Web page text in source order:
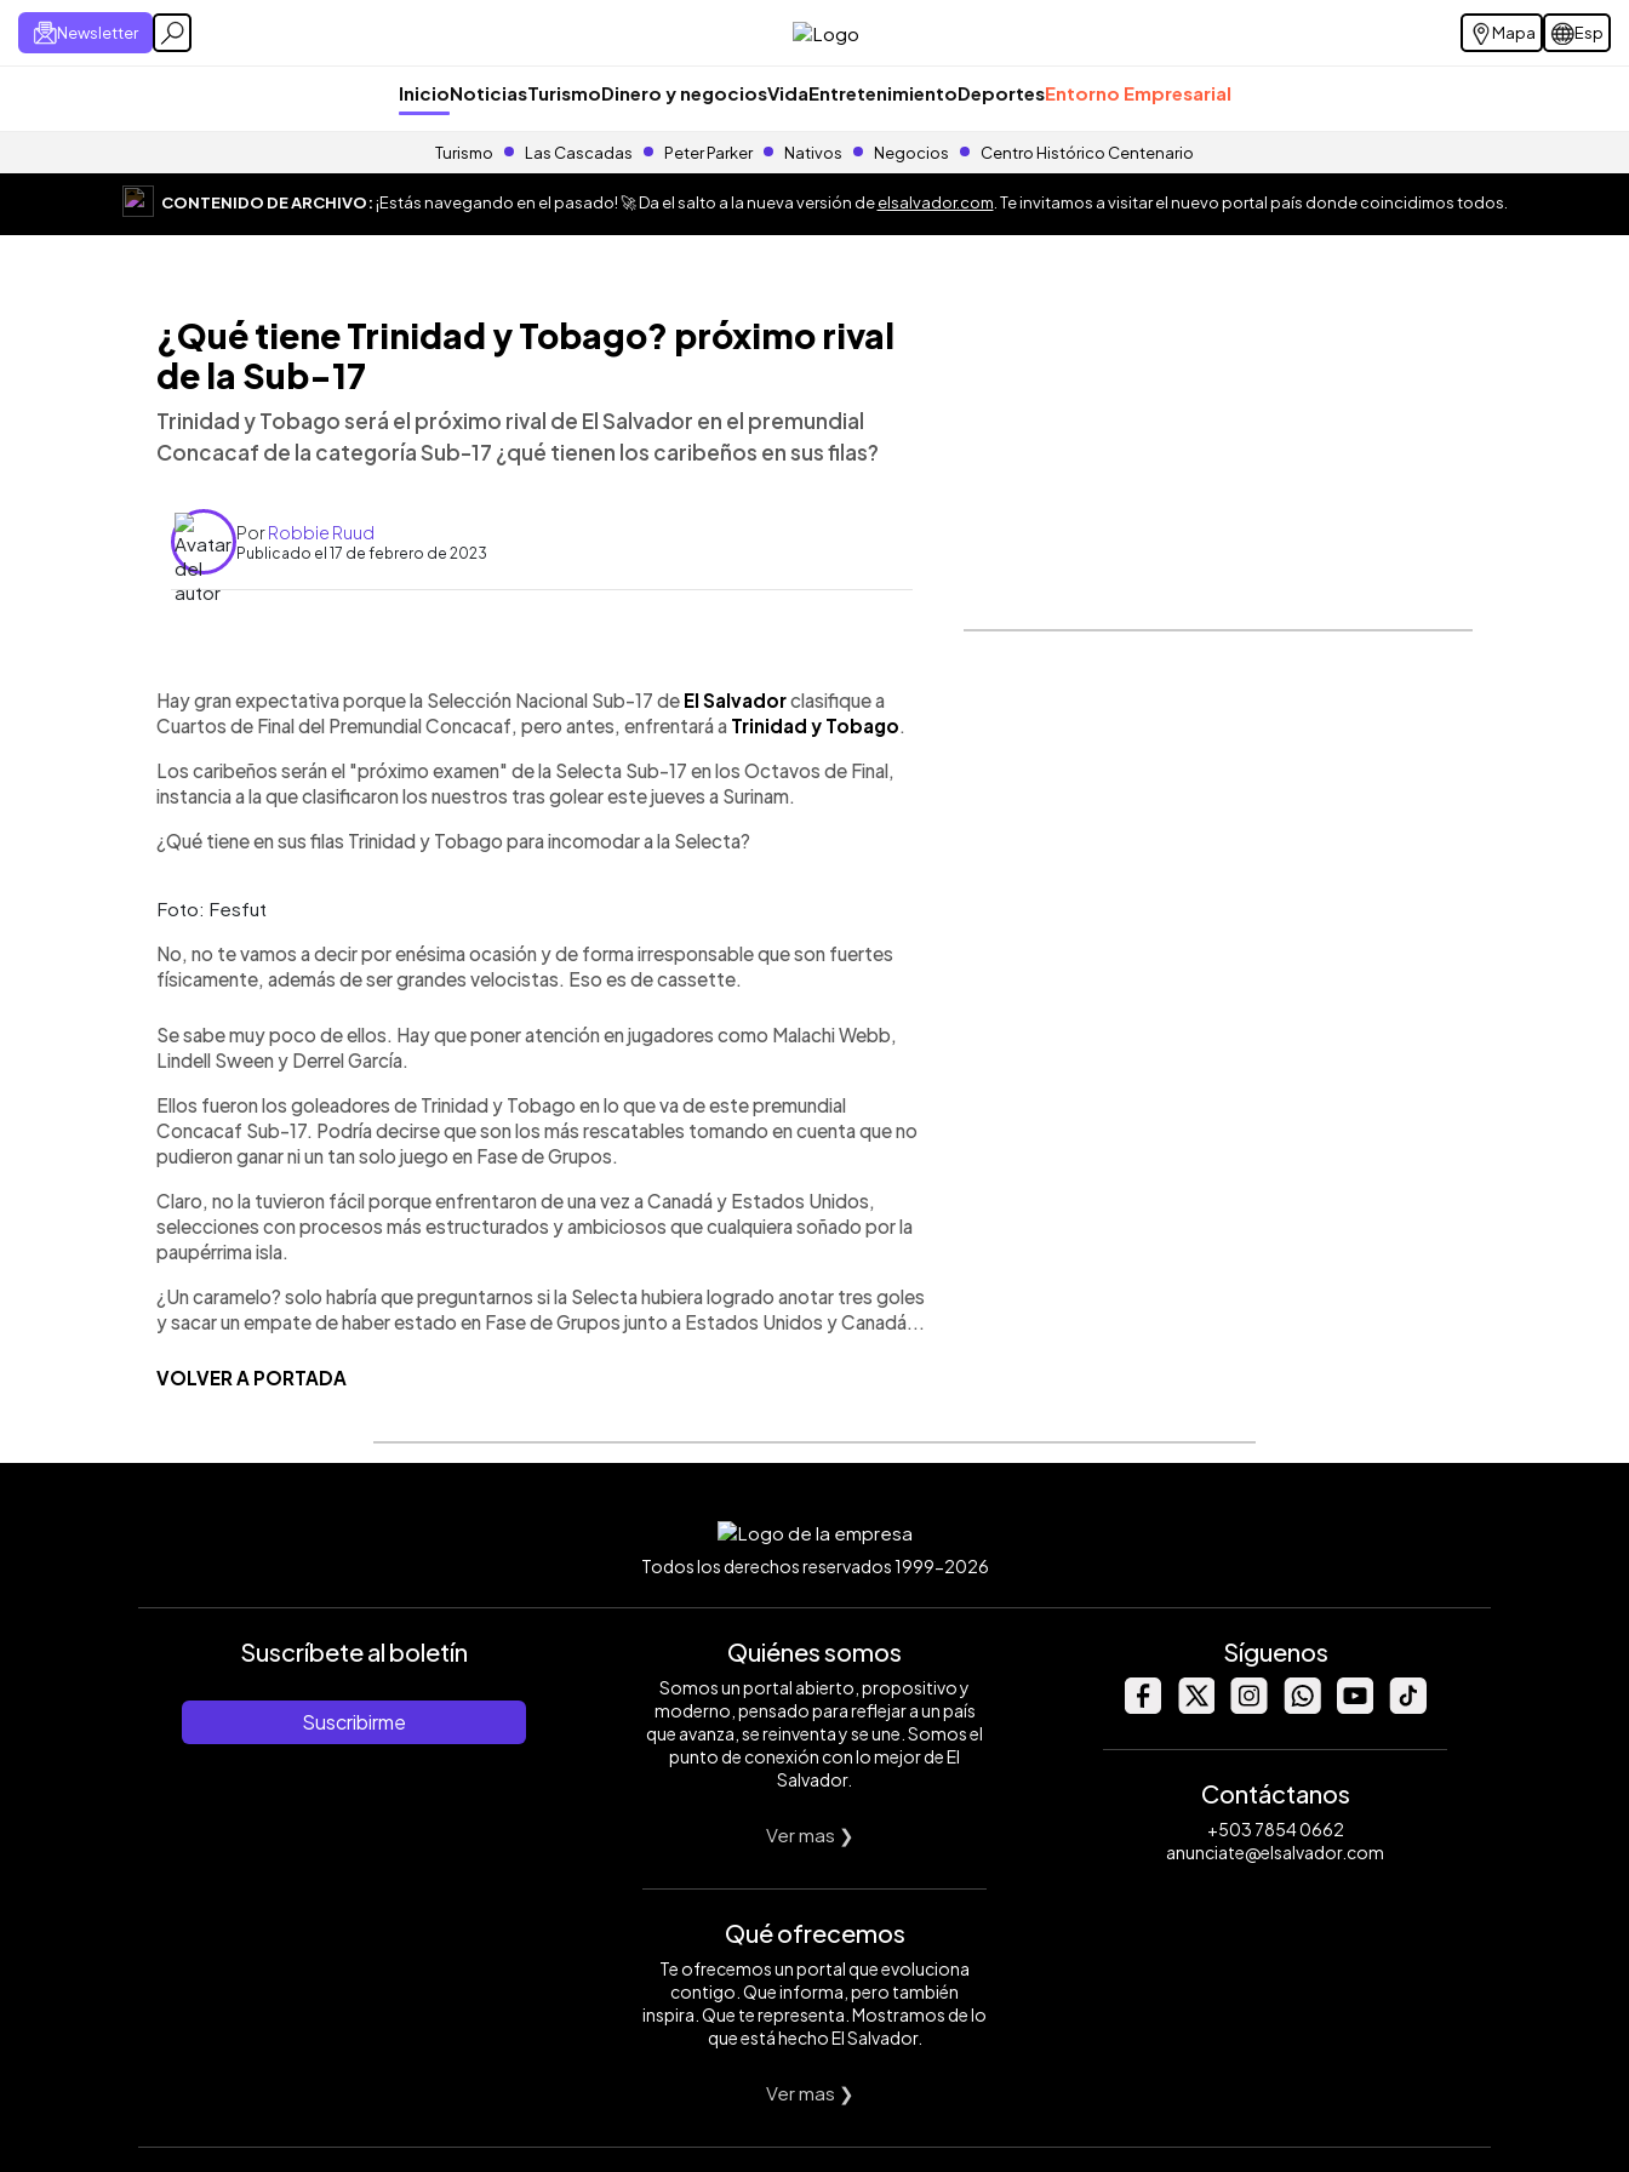
Newsletter Mapa Esp
InicioNoticiasTurismoDinero y negociosVidaEntretenimientoDeportesEntorno Empresarial
Turismo Las Cascadas Peter Parker Nativos Negocios Centro Histórico Centenario
CONTENIDO DE ARCHIVO:¡Estás navegando en el pasado! 🚀 Da el salto a la nueva versión deelsalvador.com . Te invitamos a visitar el nuevo portal país donde coincidimos todos.
¿Qué tiene Trinidad y Tobago? próximo rival
de la Sub-17
Trinidad y Tobago será el próximo rival de El Salvador en el premundial
Concacaf de la categoría Sub-17 ¿qué tienen los caribeños en sus filas?
PorRobbie Ruud
Publicado el 17 de febrero de 2023
Escuchar artículo
Hay gran expectativa porque la Selección Nacional Sub-17 de El Salvadorclasifique a
Cuartos de Final del Premundial Concacaf, pero antes, enfrentará a Trinidad y Tobago.
Los caribeños serán el "próximo examen" de la Selecta Sub-17 en los Octavos de Final,
instancia a la que clasificaron los nuestros tras golear este jueves a Surinam.
¿Qué tiene en sus filas Trinidad y Tobago para incomodar a la Selecta?
Foto: Fesfut
No, no te vamos a decir por enésima ocasión y de forma irresponsable que son fuertes
físicamente, además de ser grandes velocistas. Eso es de cassette.
Se sabe muy poco de ellos. Hay que poner atención en jugadores como Malachi Webb,
Lindell Sween y Derrel García.
Ellos fueron los goleadores de Trinidad y Tobago en lo que va de este premundial
Concacaf Sub-17. Podría decirse que son los más rescatables tomando en cuenta que no
pudieron ganar ni un tan solo juego en Fase de Grupos.
Claro, no la tuvieron fácil porque enfrentaron de una vez a Canadá y Estados Unidos,
selecciones con procesos más estructurados y ambiciosos que cualquiera soñado por la
paupérrima isla.
¿Un caramelo? solo habría que preguntarnos si la Selecta hubiera logrado anotar tres goles
y sacar un empate de haber estado en Fase de Grupos junto a Estados Unidos y Canadá...
VOLVER A PORTADA
Todos los derechos reservados 1999-2026
Suscríbete al boletín
Suscribirme
Quiénes somos
Somos un portal abierto, propositivo y
moderno, pensado para reflejar a un país
que avanza, se reinventa y se une. Somos el
punto de conexión con lo mejor de El
Salvador.
Ver mas ❯
Qué ofrecemos
Te ofrecemos un portal que evoluciona
contigo. Que informa, pero también
inspira. Que te representa. Mostramos de lo
que está hecho El Salvador.
Ver mas ❯
Síguenos
Contáctanos
+503 7854 0662
anunciate@elsalvador.com